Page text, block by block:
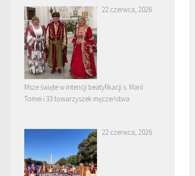
22 czerwca, 2026
Msze święte w intencji beatyfikacji s. Marii
Tomei i 33 towarzyszek męczeństwa
22 czerwca, 2026